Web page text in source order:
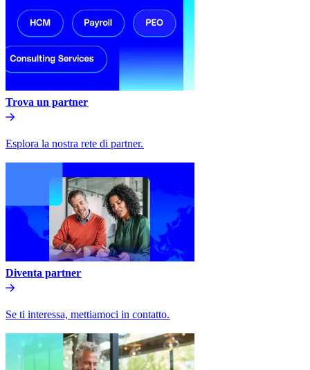
Trova un partner​​
Esplora la nostra rete di partner.​​
Diventa partner​​
Se ti interessa, mettiamoci in contatto.​​